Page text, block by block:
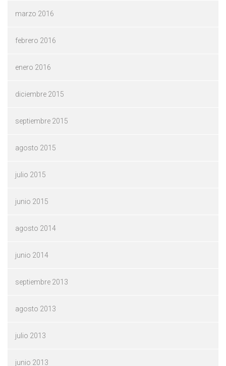
marzo 2016
febrero 2016
enero 2016
diciembre 2015
septiembre 2015
agosto 2015
julio 2015
junio 2015
agosto 2014
junio 2014
septiembre 2013
agosto 2013
julio 2013
junio 2013